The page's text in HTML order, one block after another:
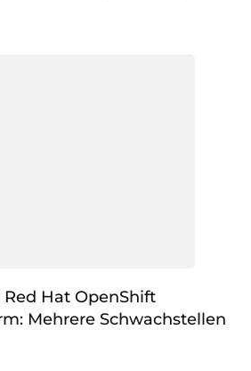
Red Hat OpenShift
Mehrere Schwachstellen